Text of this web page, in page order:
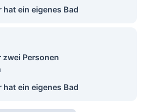
hat ein eigenes Bad
Personen
hat ein eigenes Bad